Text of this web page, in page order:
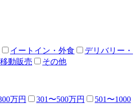
イートイン・外食
デリバリー・
動販売 その他
万円 301〜500万円
501〜1000